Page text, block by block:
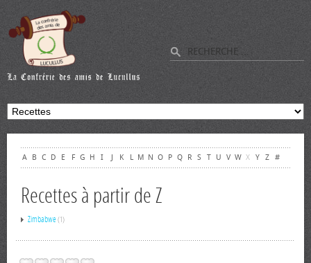
A B C D E F G H I J K L M N O P Q R S T U V W X Y Z #
Recettes à partir de Z
Zimbabwe(1)